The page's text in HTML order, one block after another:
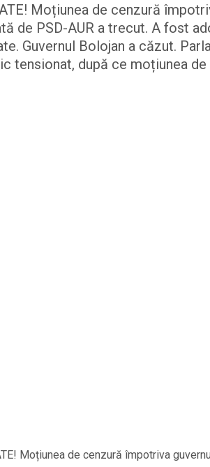
Moțiunea de cenzură
de PSD-AUR a trecut. A fost
Guvernul Bolojan a căzut.
tensionat, după ce moțiunea de
Moțiunea de cenzură împotriva